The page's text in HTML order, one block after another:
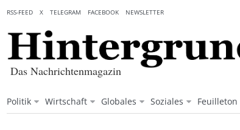
content
Das Nachrichtenmagazin
Politik Wirtschaft Globales Soziales Feuilleton
RSS-FEED X TELEGRAM FACEBOOK NEWSLETTER